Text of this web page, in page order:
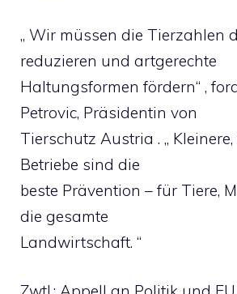
„ Wir müssen die Tierzahlen
reduzieren und artgerechte
Haltungsformen fördern“ ,
Petrovic, Präsidentin von
Tierschutz Austria . „
Betriebe sind die
beste Prävention – für Tiere,
die gesamte
Landwirtschaft. “